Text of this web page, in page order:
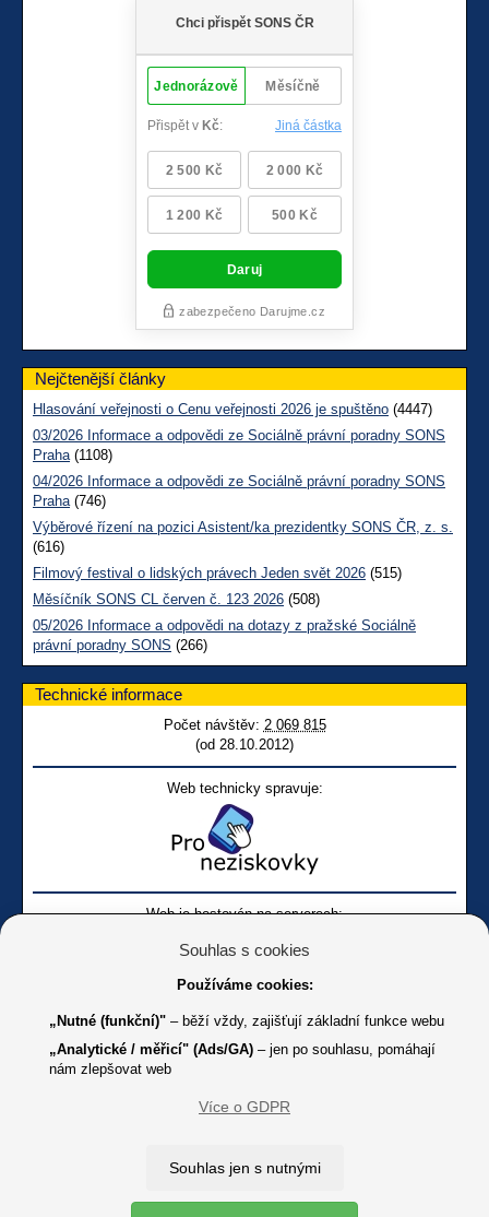
Nejčtenější články
Hlasování veřejnosti o Cenu veřejnosti 2026 je spuštěno (4447)
03/2026 Informace a odpovědi ze Sociálně právní poradny SONS
Praha(1108)
04/2026 Informace a odpovědi ze Sociálně právní poradny SONS
Praha(746)
Výběrové řízení na pozici Asistent/ka prezidentky SONS ČR, z. s.
(616)
Filmový festival o lidských právech Jeden svět 2026 (515)
Měsíčník SONS CL červen č. 123 2026 (508)
05/2026 Informace a odpovědi na dotazy z pražské Sociálně
právní poradny SONS (266)
Technické informace
Počet návštěv: 2 069 815
(od 28.10.2012)
Web technicky spravuje:
Web je hostován na serverech:
Online
Youtube SONS
K jakémukoliv užití textů a obrázků uvedených na tomto serveru je
Copyright © 2012 - 2026 SONS ČR, z. s.
Souhlas s cookies
Používáme cookies:
„Nutné (funkční)" – běží vždy, zajišťují základní funkce webu
„Analytické / měřicí" (Ads/GA) – jen po souhlasu, pomáhají
nám zlepšovat web
Více o GDPR
Souhlas jen s nutnými